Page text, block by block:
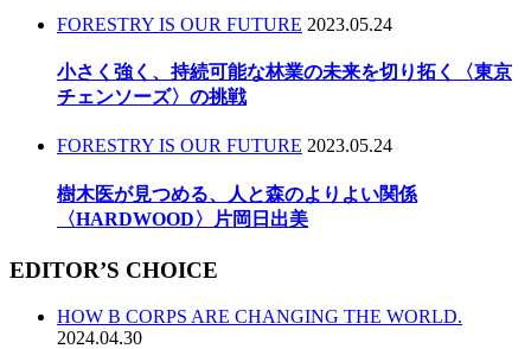
FORESTRY IS OUR FUTURE 2023.05.24
小さく強く、持続可能な林業の未来を切り拓く〈東京
チェンソーズ〉の挑戦
FORESTRY IS OUR FUTURE 2023.05.24
樹木医が見つめる、人と森のよりよい関係
〈HARDWOOD〉片岡日出美
EDITOR’S CHOICE
HOW B CORPS ARE CHANGING THE WORLD.
2024.04.30